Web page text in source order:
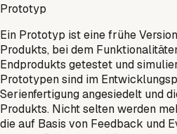
Prototyp
Ein Prototyp ist eine frühe
Produkts, bei dem
Endprodukts getestet und
Prototypen sind im
Serienfertigung angesiedelt und
Produkts. Nicht selten werden
die auf Basis von Feedback und